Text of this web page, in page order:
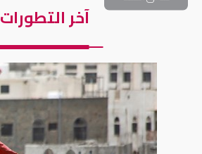
آخر التطورات